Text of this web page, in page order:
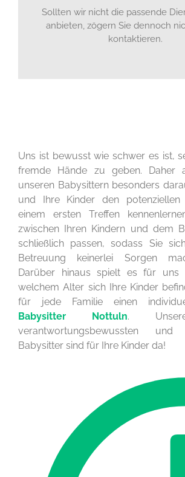
Sollten wir nicht die passende
anbieten, zögern Sie dennoch
kontaktieren.
Uns ist bewusst wie schwer es ist,
fremde Hände zu geben. Daher
unseren Babysittern besonders
und Ihre Kinder den potenziellen
einem ersten Treffen
zwischen Ihren Kindern und dem
schließlich passen, sodass Sie
Betreuung keinerlei Sorgen
Darüber hinaus spielt es für uns
welchem Alter sich Ihre Kinder
für jede Familie einen
Babysitter Nottuln.
verantwortungsbewussten und
Babysitter sind für Ihre Kinder da!